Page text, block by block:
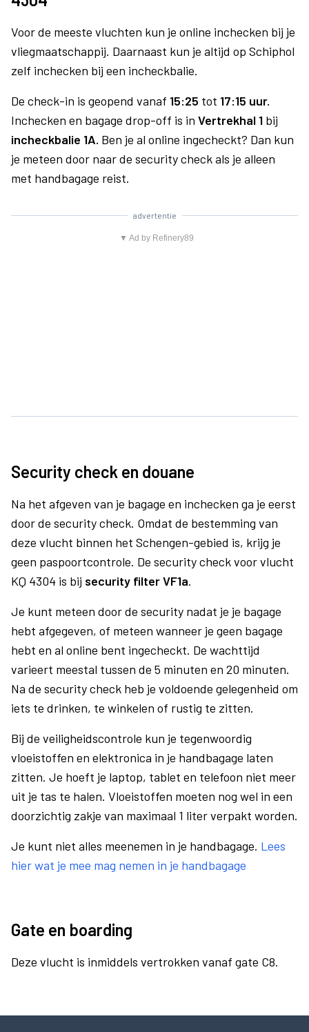
Voor de meeste vluchten kun je online inchecken bij je
vliegmaatschappij. Daarnaast kun je altijd op Schiphol
zelf inchecken bij een incheckbalie.
De check-in is geopend vanaf 15:25 tot 17:15 uur.
Inchecken en bagage drop-off is in Vertrekhal 1 bij
incheckbalie 1A. Ben je al online ingecheckt? Dan kun
je meteen door naar de security check als je alleen
met handbagage reist.
advertentie
▼ Ad by Refinery89
Security check en douane
Na het afgeven van je bagage en inchecken ga je eerst
door de security check. Omdat de bestemming van
deze vlucht binnen het Schengen-gebied is, krijg je
geen paspoortcontrole. De security check voor vlucht
KQ 4304 is bij security filter VF1a.
Je kunt meteen door de security nadat je je bagage
hebt afgegeven, of meteen wanneer je geen bagage
hebt en al online bent ingecheckt. De wachttijd
varieert meestal tussen de 5 minuten en 20 minuten.
Na de security check heb je voldoende gelegenheid om
iets te drinken, te winkelen of rustig te zitten.
Bij de veiligheidscontrole kun je tegenwoordig
vloeistoffen en elektronica in je handbagage laten
zitten. Je hoeft je laptop, tablet en telefoon niet meer
uit je tas te halen. Vloeistoffen moeten nog wel in een
doorzichtig zakje van maximaal 1 liter verpakt worden.
Je kunt niet alles meenemen in je handbagage. Lees
hier wat je mee mag nemen in je handbagage
Gate en boarding
Deze vlucht is inmiddels vertrokken vanaf gate C8.